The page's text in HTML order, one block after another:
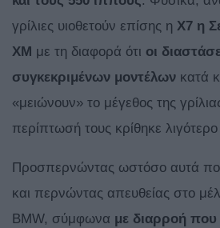
γρίλιες υιοθετούν επίσης η Χ7 η
ΧM με τη διαφορά ότι οι
συγκεκριμένων μοντέλων κατά
«μειώνουν» το μέγεθος της
περίπτωσή τους κρίθηκε
Προσπερνώντας ωστόσο αυτά
και περνώντας απευθείας στο
BMW, σύμφωνα με διαρροή